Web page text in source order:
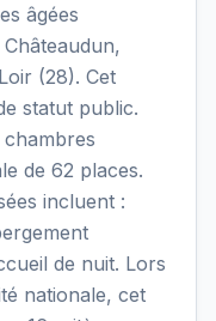
âgées
(28). Cet
statut public.
chambres
de 62 places.
incluent :
de nuit. Lors
nationale, cet